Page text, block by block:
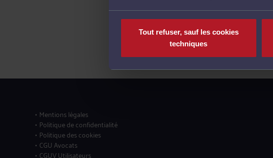
Tout refuser, sauf les cookies
techniques
Mentions légales
Politique de confidentialité
Politique des cookies
CGU Avocats
CGUV Utilisateurs